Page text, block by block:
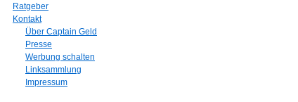
Ratgeber
Kontakt
Über Captain Geld
Presse
Werbung schalten
Linksammlung
Impressum